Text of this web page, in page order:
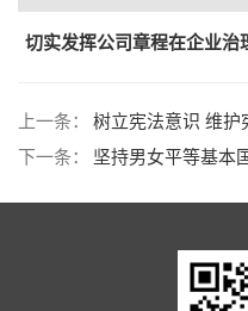
切实发挥公司章程在企业
上一条：
树立宪法意识 维护
下一条：
坚持男女平等基本